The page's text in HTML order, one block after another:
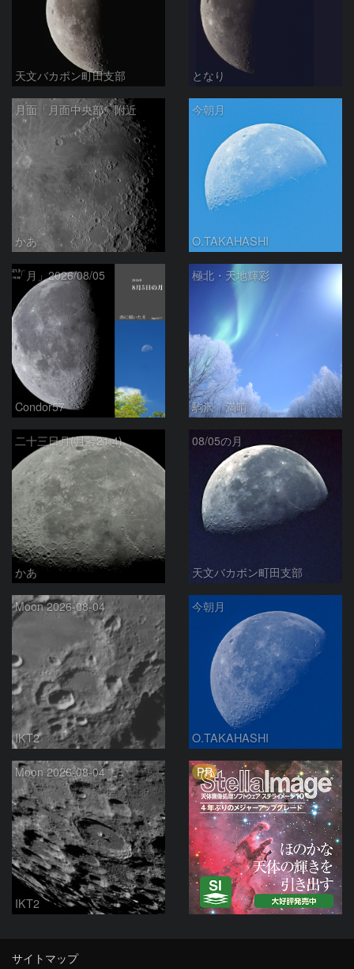
天文バカボン町田支部 となり
月面「月面中央部」附近
かあ
今朝月
O.TAKAHASHI
「月」2026/08/05
Condor57
極北・天地輝彩
駒沢 満晴
二十三日月(月齢21.4)
かあ
08/05の月
天文バカボン町田支部
Moon 2026-08-04
IKT2
今朝月
O.TAKAHASHI
Moon 2026-08-04
IKT2
PR
サイトマップ